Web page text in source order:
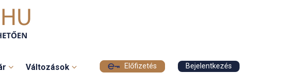
Változások Előfizetés Bejelentkezés